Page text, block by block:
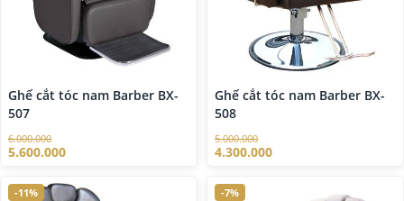
Ghế cắt tóc nam Barber BX-
507
6.000.000
5.600.000
Ghế cắt tóc nam Barber BX-
508
5.000.000
4.300.000
-11% -7%